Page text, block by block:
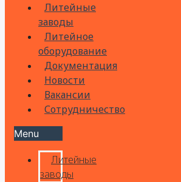
Литейные
заводы
Литейное
оборудование
Документация
Новости
Вакансии
Сотрудничество
Menu
Литейные
заводы